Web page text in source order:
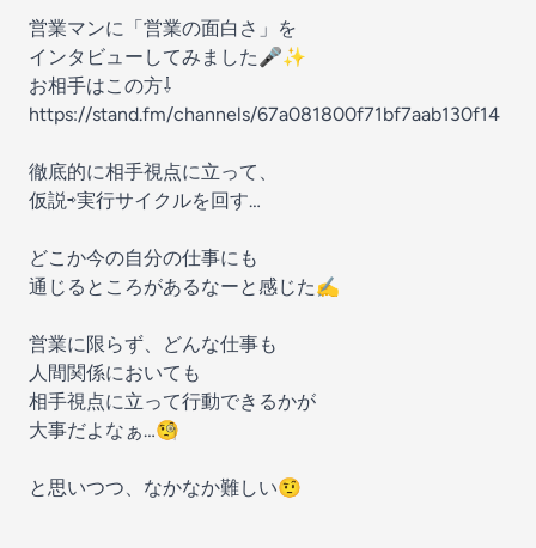
営業マンに「営業の面白さ」を
インタビューしてみました🎤✨
お相手はこの方⇩
https://stand.fm/channels/67a081800f71bf7aab130f14
徹底的に相手視点に立って、
仮説⇨実行サイクルを回す…
どこか今の自分の仕事にも
通じるところがあるなーと感じた✍️
営業に限らず、どんな仕事も
人間関係においても
相手視点に立って行動できるかが
大事だよなぁ…🧐
と思いつつ、なかなか難しい🤨